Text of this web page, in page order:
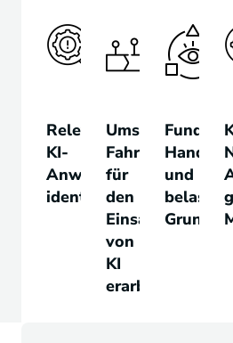
Relevante
KI-
Anwendungsfälle
identifiziert
Umsetzbarer
Fahrtplan
für
den
Einsatz
von
KI
erarbeitet
und